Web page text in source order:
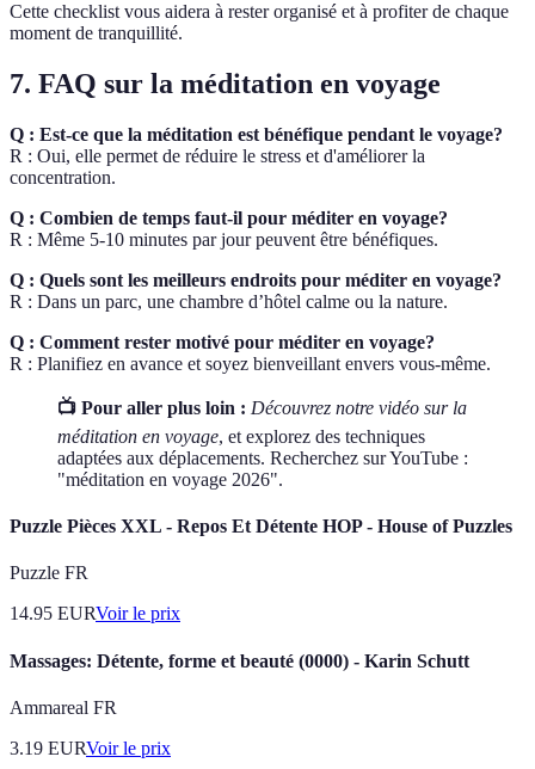
Cette checklist vous aidera à rester organisé et à profiter de chaque
moment de tranquillité.
7. FAQ sur la méditation en voyage
Q : Est-ce que la méditation est bénéfique pendant le voyage?
R : Oui, elle permet de réduire le stress et d'améliorer la
concentration.
Q : Combien de temps faut-il pour méditer en voyage?
R : Même 5-10 minutes par jour peuvent être bénéfiques.
Q : Quels sont les meilleurs endroits pour méditer en voyage?
R : Dans un parc, une chambre d’hôtel calme ou la nature.
Q : Comment rester motivé pour méditer en voyage?
R : Planifiez en avance et soyez bienveillant envers vous-même.
📺 Pour aller plus loin : Découvrez notre vidéo sur la
méditation en voyage, et explorez des techniques
adaptées aux déplacements. Recherchez sur YouTube :
"méditation en voyage 2026".
Puzzle Pièces XXL - Repos Et Détente HOP - House of Puzzles
Puzzle FR
14.95 EURVoir le prix
Massages: Détente, forme et beauté (0000) - Karin Schutt
Ammareal FR
3.19 EURVoir le prix